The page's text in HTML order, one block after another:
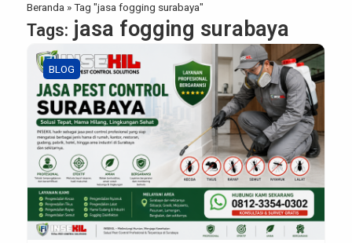
Beranda »Tag "jasa fogging surabaya"
Tags: jasa fogging surabaya
BLOG